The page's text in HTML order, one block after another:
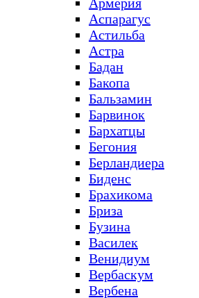
Аспарагус
Астильба
Астра
Бадан
Бакопа
Бальзамин
Барвинок
Бархатцы
Бегония
Берландиера
Биденс
Брахикома
Бриза
Бузина
Василек
Венидиум
Вербаскум
Вербена